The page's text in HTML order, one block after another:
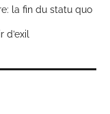
la fin du statu quo